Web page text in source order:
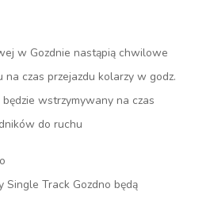
w Gozdnie nastąpią chwilowe
czas przejazdu kolarzy w godz.
będzie wstrzymywany na czas
do ruchu
Single Track Gozdno będą